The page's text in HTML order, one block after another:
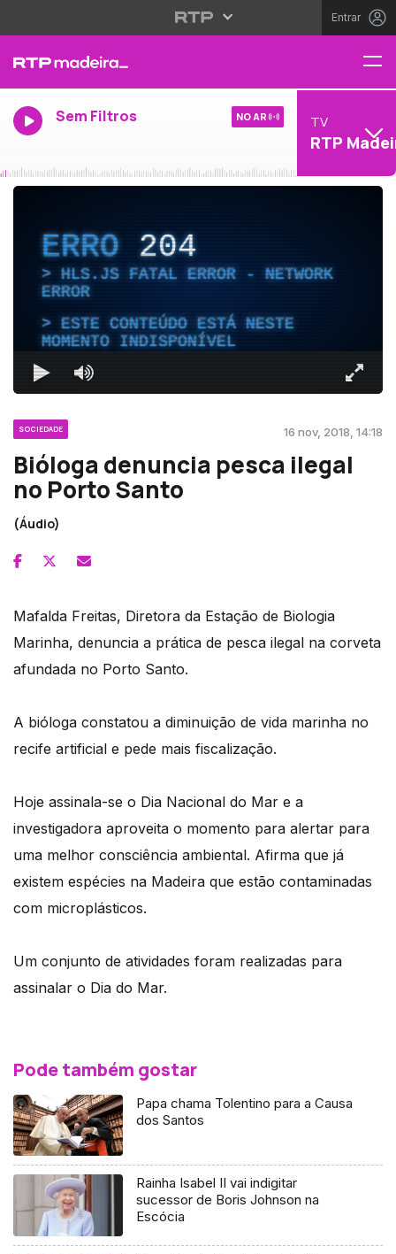
Entrar
Sem Filtros NO AR TV
RTP
ERRO204
HLS.JS FATAL ERROR - NETWORK
ERROR
ESTE CONTEÚDO ESTÁ NESTE
MOMENTO INDISPONÍVEL
SOCIEDADE 16 nov, 2018, 14:18
Bióloga denuncia pesca ilegal
no Porto Santo
(Áudio)
Mafalda Freitas, Diretora da Estação de Biologia
Marinha, denuncia a prática de pesca ilegal na corveta
afundada no Porto Santo.
A bióloga constatou a diminuição de vida marinha no
recife artificial e pede mais fiscalização.
Hoje assinala-se o Dia Nacional do Mar e a
investigadora aproveita o momento para alertar para
uma melhor consciência ambiental. Afirma que já
existem espécies na Madeira que estão contaminadas
com microplásticos.
Um conjunto de atividades foram realizadas para
assinalar o Dia do Mar.
Pode também gostar
Papa chama Tolentino para a Causa
dos Santos
Rainha Isabel II vai indigitar
sucessor de Boris Johnson na
Escócia